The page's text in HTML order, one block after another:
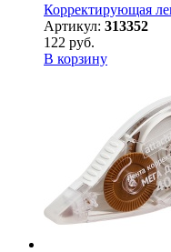
Корректирующая
Артикул: 313352
122 руб.
В корзину